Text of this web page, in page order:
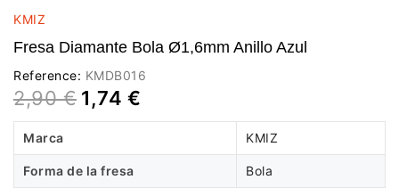
KMIZ
Fresa Diamante Bola Ø1,6mm Anillo Azul
Reference: KMDB016
2,90 € 1,74 €
Marca KMIZ
Forma de la fresa Bola